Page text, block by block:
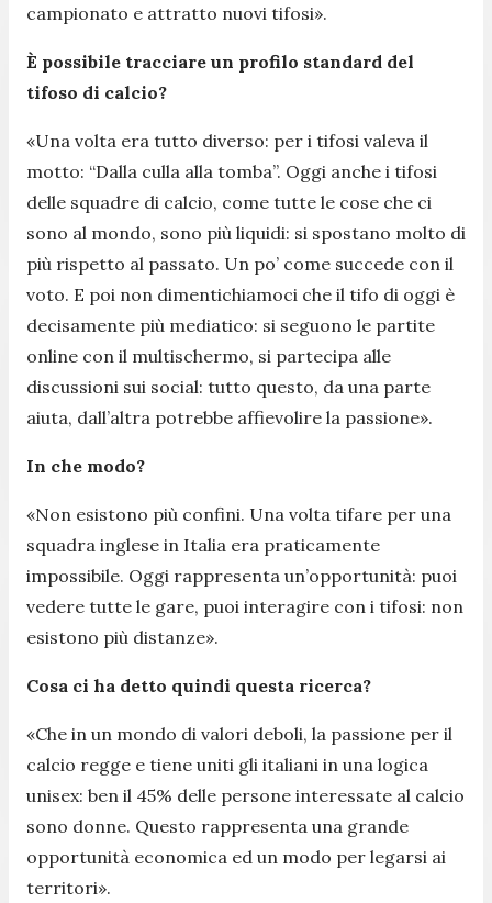
campionato e attratto nuovi tifosi».
È possibile tracciare un profilo standard del
tifoso di calcio?
«Una volta era tutto diverso: per i tifosi valeva il
motto: “Dalla culla alla tomba”. Oggi anche i tifosi
delle squadre di calcio, come tutte le cose che ci
sono al mondo, sono più liquidi: si spostano molto di
più rispetto al passato. Un po’ come succede con il
voto. E poi non dimentichiamoci che il tifo di oggi è
decisamente più mediatico: si seguono le partite
online con il multischermo, si partecipa alle
discussioni sui social: tutto questo, da una parte
aiuta, dall’altra potrebbe affievolire la passione».
In che modo?
«Non esistono più confini. Una volta tifare per una
squadra inglese in Italia era praticamente
impossibile. Oggi rappresenta un’opportunità: puoi
vedere tutte le gare, puoi interagire con i tifosi: non
esistono più distanze».
Cosa ci ha detto quindi questa ricerca?
«Che in un mondo di valori deboli, la passione per il
calcio regge e tiene uniti gli italiani in una logica
unisex: ben il 45% delle persone interessate al calcio
sono donne. Questo rappresenta una grande
opportunità economica ed un modo per legarsi ai
territori».